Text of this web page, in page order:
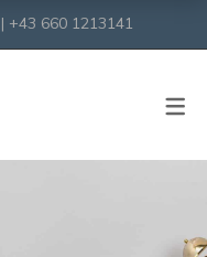
+43 660 1213141